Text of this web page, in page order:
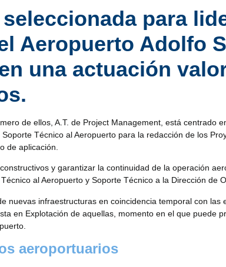
para
Aeropuerto Adolfo
una actuación
de ellos, A.T. de Project Management, está centrado
Técnico al Aeropuerto para la redacción de los
de aplicación.
y garantizar la continuidad de la operación
al Aeropuerto y Soporte Técnico a la Dirección de
nuevas infraestructuras en coincidencia temporal con las
en Explotación de aquellas, momento en el que puede
aeroportuarios